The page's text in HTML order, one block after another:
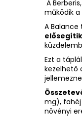
A
működik a
A Balance
Ezt a
kezelhető
mg),
növényi